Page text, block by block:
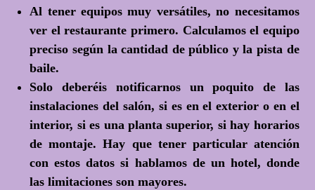
Al tener equipos muy versátiles, no necesitamos
ver el restaurante primero. Calculamos el equipo
preciso según la cantidad de público y la pista de
baile.
Solo deberéis notificarnos un poquito de las
instalaciones del salón, si es en el exterior o en el
interior, si es una planta superior, si hay horarios
de montaje. Hay que tener particular atención
con estos datos si hablamos de un hotel, donde
las limitaciones son mayores.